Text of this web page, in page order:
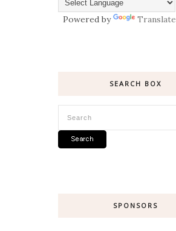
Powered by Translate
SEARCH BOX
SPONSORS